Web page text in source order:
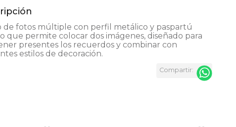
de fotos múltiple con perfil metálico y paspartú
que permite colocar dos imágenes, diseñado para
presentes los recuerdos y combinar con
estilos de decoración.